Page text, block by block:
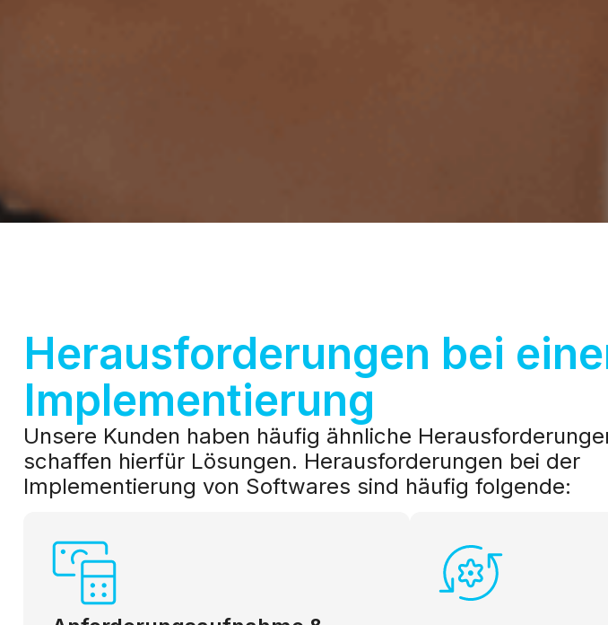
Herausforderungen bei
Implementierung
Unsere Kunden haben häufig ähnliche
schaffen hierfür Lösungen. Herausforderungen bei der
Implementierung von Softwares sind häufig folgende: